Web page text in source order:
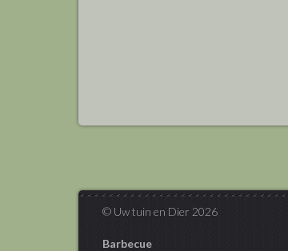
© Uw tuin en Dier 2026
Barbecue